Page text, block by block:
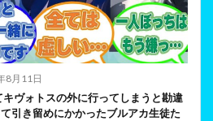
8月11日
キヴォトスの外に行ってしまうと勘違
引き留めにかかったブルアカ生徒た